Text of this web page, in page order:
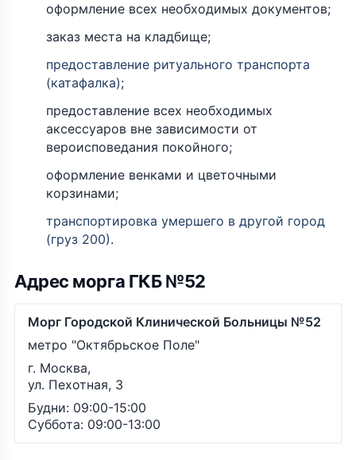
оформление всех необходимых документов;
заказ места на кладбище;
предоставление ритуального транспорта
(катафалка);
предоставление всех необходимых
аксессуаров вне зависимости от
вероисповедания покойного;
оформление венками и цветочными
корзинами;
транспортировка умершего в другой город
(груз 200).
Адрес морга ГКБ №52
Морг Городской Клинической Больницы №52
метро "Октябрьское Поле"
г. Москва,
ул. Пехотная, 3
Будни: 09:00-15:00
Суббота: 09:00-13:00